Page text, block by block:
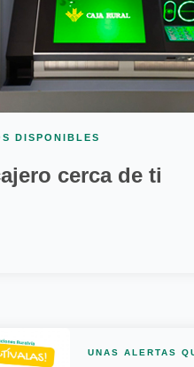
DISPONIBLES
cerca de ti
UNAS ALERTAS